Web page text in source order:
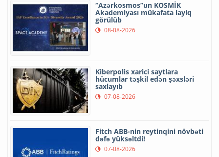
“Azərkosmos”un KOSMİK
Akademiyası mükafata layiq
görülüb
08-08-2026
Kiberpolis xarici saytlara
hücumlar təşkil edən şəxsləri
saxlayıb
07-08-2026
Fitch ABB-nin reytinqini növbəti
dəfə yüksəltdi!
07-08-2026